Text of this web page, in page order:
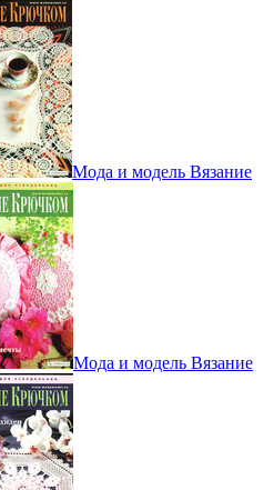
Мода и модель Вязание
Мода и модель Вязание